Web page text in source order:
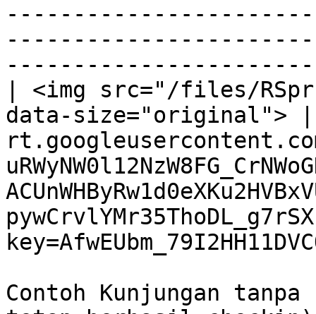
| <img src="/files/
data-
Contoh Kunjungan tanpa